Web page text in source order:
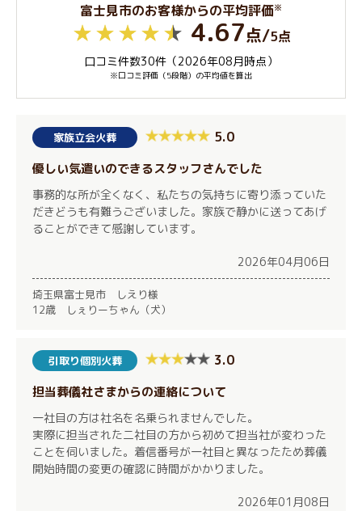
富士見市のお客様からの平均評価※
4.67点/5点
口コミ件数30件（2026年08月時点）
※口コミ評価（5段階）の平均値を算出
家族立会火葬 5.0
優しい気遣いのできるスタッフさんでした
事務的な所が全くなく、私たちの気持ちに寄り添っていた
だきどうも有難うございました。家族で静かに送ってあげ
ることができて感謝しています。
2026年04月06日
埼玉県富士見市 しえり様
12歳 しぇりーちゃん（犬）
引取り個別火葬 3.0
担当葬儀社さまからの連絡について
一社目の方は社名を名乗られませんでした。
実際に担当された二社目の方から初めて担当社が変わった
ことを伺いました。着信番号が一社目と異なったため葬儀
開始時間の変更の確認に時間がかかりました。
2026年01月08日